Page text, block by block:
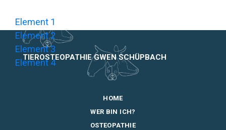
TIEROSTEOPATHIE GWEN SCHÜPBACH
Element 1
Element 2
Element 3
Element 4
HOME
WER BIN ICH?
OSTEOPATHIE